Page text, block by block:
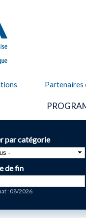
Partenaires
par catégorie
de fin
: 08/2026